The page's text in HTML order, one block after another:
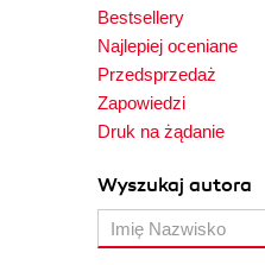
Bestsellery
Najlepiej oceniane
Przedsprzedaż
Zapowiedzi
Druk na żądanie
Wyszukaj autora